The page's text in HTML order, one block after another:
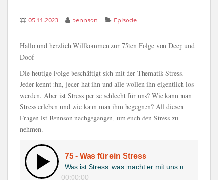
05.11.2023 bennson Episode
Hallo und herzlich Willkommen zur 75ten Folge von Deep und
Doof
Die heutige Folge beschäftigt sich mit der Thematik Stress.
Jeder kennt ihn, jeder hat ihn und alle wollen ihn eigentlich los
werden. Aber ist Stress per se schlecht für uns? Wie kann man
Stress erleben und wie kann man ihm begegnen? All diesen
Fragen ist Bennson nachgegangen, um euch den Stress zu
nehmen.